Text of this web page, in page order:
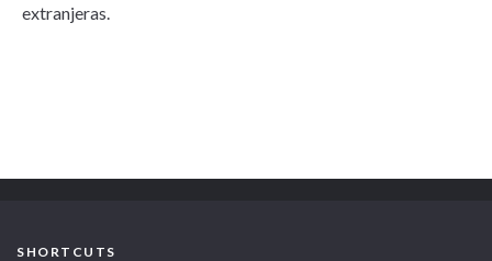
extranjeras.
SHORTCUTS